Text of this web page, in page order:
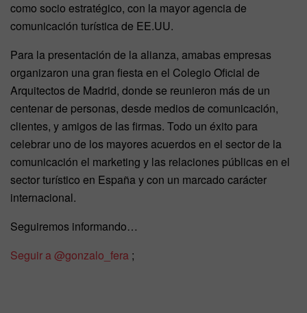
como socio estratégico, con la mayor agencia de
comunicación turística de EE.UU.
Para la presentación de la alianza, amabas empresas
organizaron una gran fiesta en el Colegio Oficial de
Arquitectos de Madrid, donde se reunieron más de un
centenar de personas, desde medios de comunicación,
clientes, y amigos de las firmas. Todo un éxito para
celebrar uno de los mayores acuerdos en el sector de la
comunicación el marketing y las relaciones públicas en el
sector turístico en España y con un marcado carácter
internacional.
Seguiremos informando…
Seguir a @gonzalo_fera ;